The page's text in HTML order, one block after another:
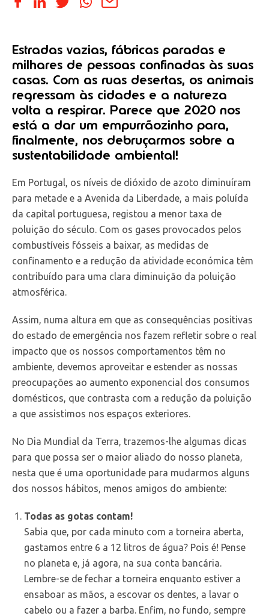
Estradas vazias, fábricas paradas e
milhares de pessoas confinadas às suas
casas. Com as ruas desertas, os animais
regressam às cidades e a natureza
volta a respirar. Parece que 2020 nos
está a dar um empurrãozinho para,
finalmente, nos debruçarmos sobre a
sustentabilidade ambiental!
Em Portugal, os níveis de dióxido de azoto diminuíram
para metade e a Avenida da Liberdade, a mais poluída
da capital portuguesa, registou a menor taxa de
poluição do século. Com os gases provocados pelos
combustíveis fósseis a baixar, as medidas de
confinamento e a redução da atividade económica têm
contribuído para uma clara diminuição da poluição
atmosférica.
Assim, numa altura em que as consequências positivas
do estado de emergência nos fazem refletir sobre o real
impacto que os nossos comportamentos têm no
ambiente, devemos aproveitar e estender as nossas
preocupações ao aumento exponencial dos consumos
domésticos, que contrasta com a redução da poluição
a que assistimos nos espaços exteriores.
No Dia Mundial da Terra, trazemos-lhe algumas dicas
para que possa ser o maior aliado do nosso planeta,
nesta que é uma oportunidade para mudarmos alguns
dos nossos hábitos, menos amigos do ambiente:
Todas as gotas contam!
Sabia que, por cada minuto com a torneira aberta,
gastamos entre 6 a 12 litros de água? Pois é! Pense
no planeta e, já agora, na sua conta bancária.
Lembre-se de fechar a torneira enquanto estiver a
ensaboar as mãos, a escovar os dentes, a lavar o
cabelo ou a fazer a barba. Enfim, no fundo, sempre